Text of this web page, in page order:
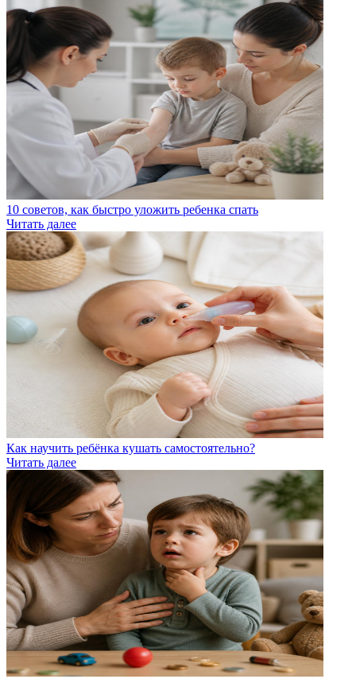
10 советов, как быстро уложить ребенка спать
Читать далее
Как научить ребёнка кушать самостоятельно?
Читать далее